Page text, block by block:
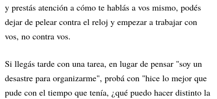
y prestás atención a cómo te hablás a vos mismo, podés
dejar de pelear contra el reloj y empezar a trabajar con
vos, no contra vos.
Si llegás tarde con una tarea, en lugar de pensar "soy un
desastre para organizarme", probá con "hice lo mejor que
pude con el tiempo que tenía, ¿qué puedo hacer distinto la